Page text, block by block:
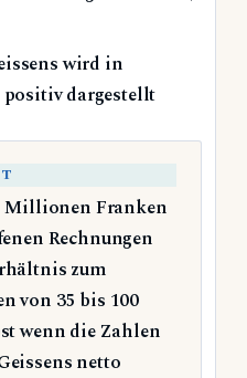
wird in
dargestellt
Millionen Franken
Rechnungen
zum
von 35 bis 100
wenn die Zahlen
netto